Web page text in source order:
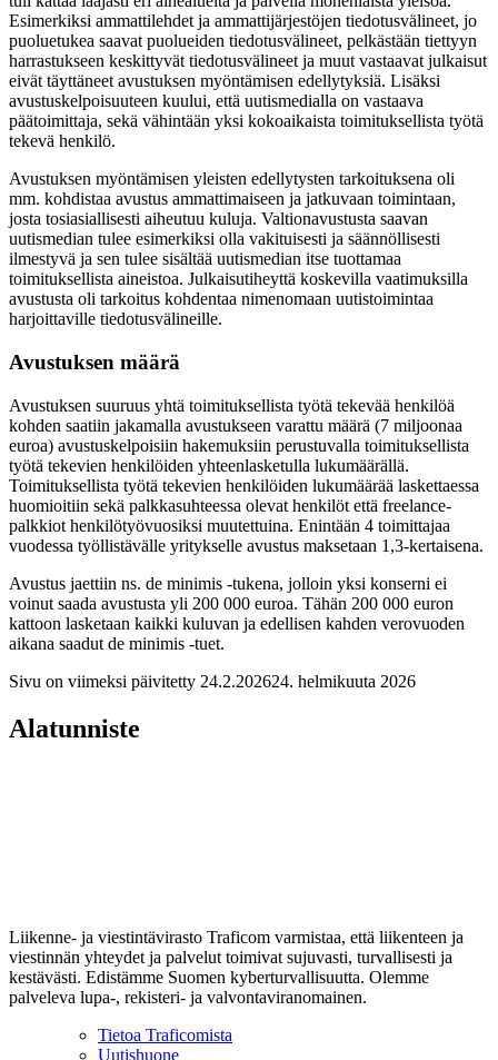
Esimerkiksi ammattilehdet ja ammattijärjestöjen tiedotusvälineet, jo
puoluetukea saavat puolueiden tiedotusvälineet, pelkästään tiettyyn
harrastukseen keskittyvät tiedotusvälineet ja muut vastaavat julkaisut
eivät täyttäneet avustuksen myöntämisen edellytyksiä. Lisäksi
avustuskelpoisuuteen kuului, että uutismedialla on vastaava
päätoimittaja, sekä vähintään yksi kokoaikaista toimituksellista työtä
tekevä henkilö.
Avustuksen myöntämisen yleisten edellytysten tarkoituksena oli
mm. kohdistaa avustus ammattimaiseen ja jatkuvaan toimintaan,
josta tosiasiallisesti aiheutuu kuluja. Valtionavustusta saavan
uutismedian tulee esimerkiksi olla vakituisesti ja säännöllisesti
ilmestyvä ja sen tulee sisältää uutismedian itse tuottamaa
toimituksellista aineistoa. Julkaisutiheyttä koskevilla vaatimuksilla
avustusta oli tarkoitus kohdentaa nimenomaan uutistoimintaa
harjoittaville tiedotusvälineille.
Avustuksen määrä
Avustuksen suuruus yhtä toimituksellista työtä tekevää henkilöä
kohden saatiin jakamalla avustukseen varattu määrä (7 miljoonaa
euroa) avustuskelpoisiin hakemuksiin perustuvalla toimituksellista
työtä tekevien henkilöiden yhteenlasketulla lukumäärällä.
Toimituksellista työtä tekevien henkilöiden lukumäärää laskettaessa
huomioitiin sekä palkkasuhteessa olevat henkilöt että freelance-
palkkiot henkilötyövuosiksi muutettuina. Enintään 4 toimittajaa
vuodessa työllistävälle yritykselle avustus maksetaan 1,3-kertaisena.
Avustus jaettiin ns. de minimis -tukena, jolloin yksi konserni ei
voinut saada avustusta yli 200 000 euroa. Tähän 200 000 euron
kattoon lasketaan kaikki kuluvan ja edellisen kahden verovuoden
aikana saadut de minimis -tuet.
Sivu on viimeksi päivitetty 24.2.202624. helmikuuta 2026
Alatunniste
Liikenne- ja viestintävirasto Traficom varmistaa, että liikenteen ja
viestinnän yhteydet ja palvelut toimivat sujuvasti, turvallisesti ja
kestävästi. Edistämme Suomen kyberturvallisuutta. Olemme
palveleva lupa-, rekisteri- ja valvontaviranomainen.
Tietoa Traficomista
Uutishuone